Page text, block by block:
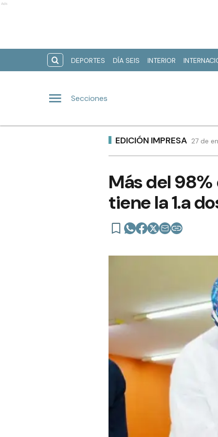
Ads
DEPORTES DÍA SEIS INTERIOR
Secciones
EDICIÓN IMPRESA 27 de
Más del
tiene la 1.a